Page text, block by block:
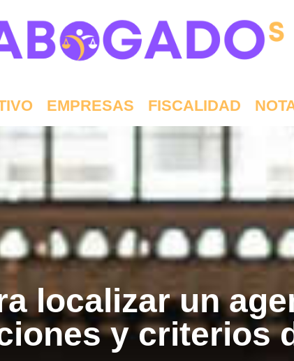
EMPRESAS FISCALIDAD
localizar un
y criterios